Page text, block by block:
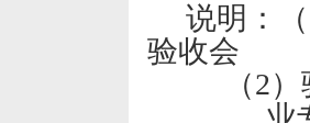
说明：（
验收会
（2